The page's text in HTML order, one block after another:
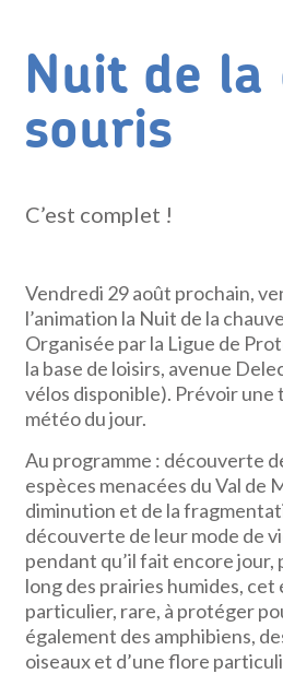
Nuit de la
souris
C’est complet !
Vendredi 29 août prochain,
l’animation la Nuit de la
Organisée par la Ligue de
la base de loisirs, avenue
vélos disponible). Prévoir une
météo du jour.
Au programme : découverte
espèces menacées du Val de
diminution et de la
découverte de leur mode de
pendant qu’il fait encore jour,
long des prairies humides, cet
particulier, rare, à protéger
également des amphibiens,
oiseaux et d’une flore